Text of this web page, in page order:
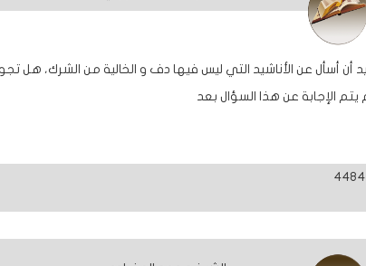
أن أسأل عن الأناشيد التي ليس فيها دف و الخالية من الشرك، هل
يتم الإجابة عن هذا السؤال بعد
4484